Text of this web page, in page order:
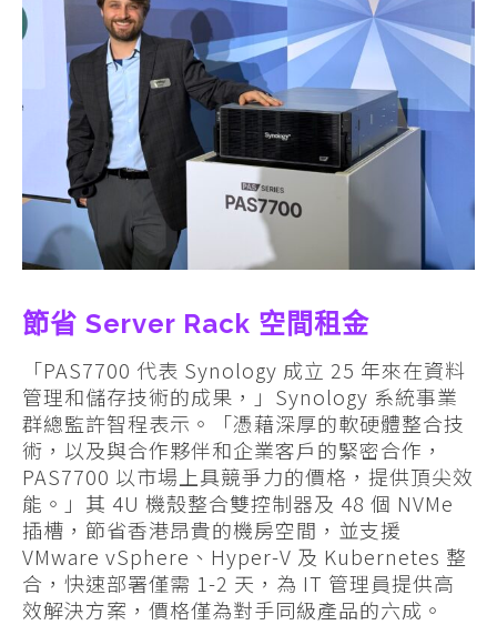
節省 Server Rack 空間租金
「PAS7700 代表 Synology 成立 25 年來在資料
管理和儲存技術的成果，」Synology 系統事業
群總監許智程表示。「憑藉深厚的軟硬體整合技
術，以及與合作夥伴和企業客戶的緊密合作，
PAS7700 以市場上具競爭力的價格，提供頂尖效
能。」其 4U 機殼整合雙控制器及 48 個 NVMe
插槽，節省香港昂貴的機房空間，並支援
VMware vSphere、Hyper-V 及 Kubernetes 整
合，快速部署僅需 1-2 天，為 IT 管理員提供高
效解決方案，價格僅為對手同級產品的六成。